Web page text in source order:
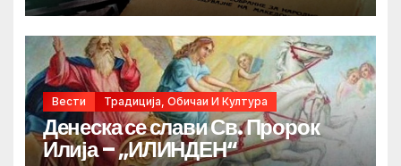
Вести Традиција, Обичаи И Култура
Денеска се слави Св. Пророк
Илија – „ИЛИНДЕН“